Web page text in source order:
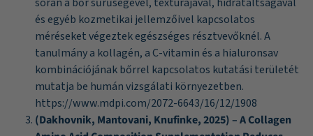
és egyéb kozmetikai jellemzőivel kapcsolatos
méréseket végeztek egészséges résztvevőknél. A
tanulmány a kollagén, a C-vitamin és a hialuronsav
kombinációjának bőrrel kapcsolatos kutatási területét
mutatja be humán vizsgálati környezetben.
https://www.mdpi.com/2072-6643/16/12/1908
(Dakhovnik, Mantovani, Knufinke, 2025) – A Collagen